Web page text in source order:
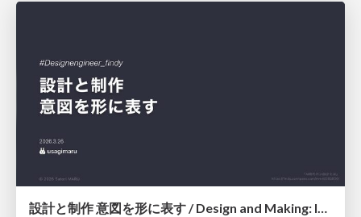
設計と制作 意図を形に表す / Design and Making: Intent Made Form